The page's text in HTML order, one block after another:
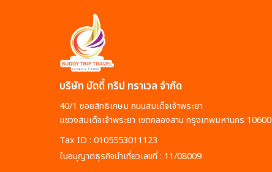
บริษัท บัดดี้ ทริป ทราเวล จำกัด
40/1 ซอยสิทธิเกษม ถนนสมเด็จเจ้าพระยา
แขวงสมเด็จเจ้าพระยา เขตคลองสาน กรุงเทพมหานคร 10600
Tax ID : 0105553011123
ใบอนุญาตธุรกิจนำเที่ยวเลขที่ : 11/08009